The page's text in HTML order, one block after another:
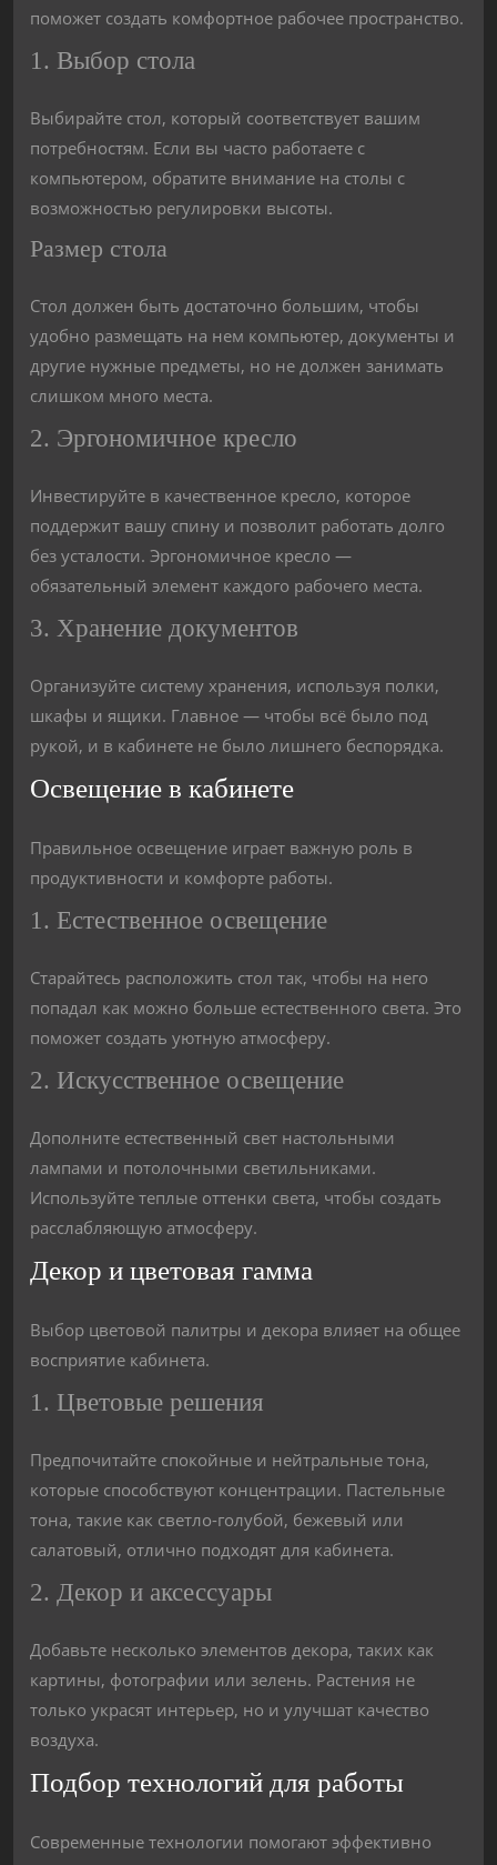
поможет создать комфортное рабочее пространство.
1. Выбор стола
Выбирайте стол, который соответствует вашим
потребностям. Если вы часто работаете с
компьютером, обратите внимание на столы с
возможностью регулировки высоты.
Размер стола
Стол должен быть достаточно большим, чтобы
удобно размещать на нем компьютер, документы и
другие нужные предметы, но не должен занимать
слишком много места.
2. Эргономичное кресло
Инвестируйте в качественное кресло, которое
поддержит вашу спину и позволит работать долго
без усталости. Эргономичное кресло —
обязательный элемент каждого рабочего места.
3. Хранение документов
Организуйте систему хранения, используя полки,
шкафы и ящики. Главное — чтобы всё было под
рукой, и в кабинете не было лишнего беспорядка.
Освещение в кабинете
Правильное освещение играет важную роль в
продуктивности и комфорте работы.
1. Естественное освещение
Старайтесь расположить стол так, чтобы на него
попадал как можно больше естественного света. Это
поможет создать уютную атмосферу.
2. Искусственное освещение
Дополните естественный свет настольными
лампами и потолочными светильниками.
Используйте теплые оттенки света, чтобы создать
расслабляющую атмосферу.
Декор и цветовая гамма
Выбор цветовой палитры и декора влияет на общее
восприятие кабинета.
1. Цветовые решения
Предпочитайте спокойные и нейтральные тона,
которые способствуют концентрации. Пастельные
тона, такие как светло-голубой, бежевый или
салатовый, отлично подходят для кабинета.
2. Декор и аксессуары
Добавьте несколько элементов декора, таких как
картины, фотографии или зелень. Растения не
только украсят интерьер, но и улучшат качество
воздуха.
Подбор технологий для работы
Современные технологии помогают эффективно